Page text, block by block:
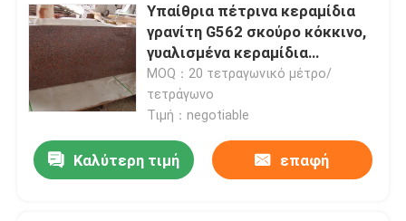
Προϊόντα
Υπαίθρια πέτρινα κεραμίδια
γρανίτη G562 σκούρο κόκκινο,
γυαλισμένα κεραμίδια
πατωμάτων γρανίτη
MOQ：20 τετραγωνικό μέτρο/
τετράγωνο
Τιμή：negotiable
Καλύτερη τιμή επαφή